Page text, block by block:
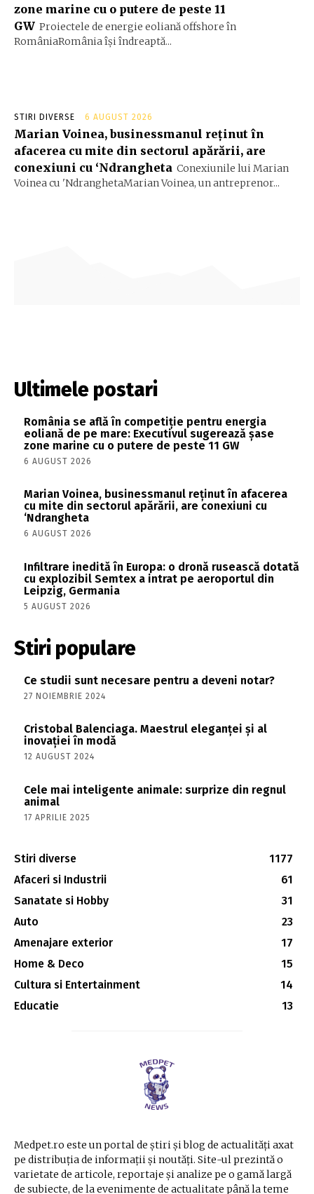
zone marine cu o putere de peste 11
GW Proiectele de energie eoliană offshore în
RomâniaRomânia își îndreaptă...
STIRI DIVERSE 6 AUGUST 2026
Marian Voinea, businessmanul reținut în
afacerea cu mite din sectorul apărării, are
conexiuni cu ‘Ndrangheta Conexiunile lui Marian
Voinea cu 'NdranghetaMarian Voinea, un antreprenor...
Ultimele postari
România se află în competiție pentru energia
eoliană de pe mare: Executivul sugerează șase
zone marine cu o putere de peste 11 GW
6 AUGUST 2026
Marian Voinea, businessmanul reținut în afacerea
cu mite din sectorul apărării, are conexiuni cu
‘Ndrangheta
6 AUGUST 2026
Infiltrare inedită în Europa: o dronă rusească dotată
cu explozibil Semtex a intrat pe aeroportul din
Leipzig, Germania
5 AUGUST 2026
Stiri populare
Ce studii sunt necesare pentru a deveni notar?
27 NOIEMBRIE 2024
Cristobal Balenciaga. Maestrul eleganței și al
inovației în modă
12 AUGUST 2024
Cele mai inteligente animale: surprize din regnul
animal
17 APRILIE 2025
Stiri diverse
1177
Afaceri si Industrii
61
Sanatate si Hobby
31
Auto
23
Amenajare exterior
17
Home & Deco
15
Cultura si Entertainment
14
Educatie
13
Medpet.ro este un portal de știri și blog de actualități axat
pe distribuția de informații și noutăți. Site-ul prezintă o
varietate de articole, reportaje și analize pe o gamă largă
de subiecte, de la evenimente de actualitate până la teme